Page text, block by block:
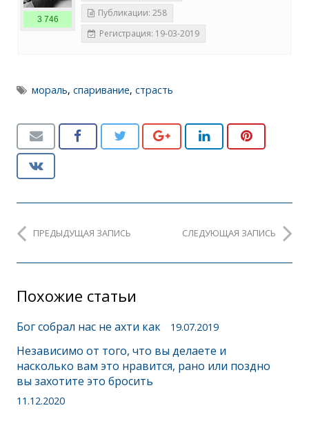
3 746
Публикации: 258
Регистрация: 19-03-2019
мораль,спаривание,страсть
ПРЕДЫДУЩАЯ ЗАПИСЬ СЛЕДУЮЩАЯ ЗАПИСЬ
Похожие статьи
Бог собрал нас не ахти как 19.07.2019
Независимо от того, что вы делаете и
насколько вам это нравится, рано или поздно
вы захотите это бросить
11.12.2020